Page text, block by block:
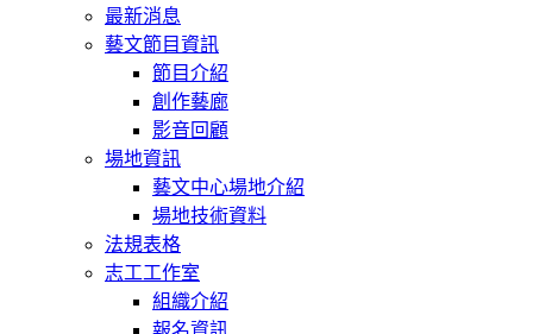
最新消息
藝文節目資訊
節目介紹
創作藝廊
影音回顧
場地資訊
藝文中心場地介紹
場地技術資料
法規表格
志工工作室
組織介紹
報名資訊